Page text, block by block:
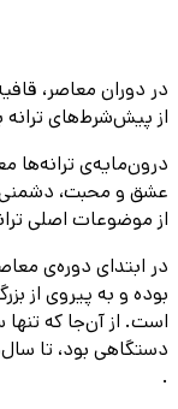
در دوران معاصر،
از پیش‌شرط‌های
درون‌مایه‌ی ترانه‌ها
عشق و محبت،
از موضوعات اصلی
در ابتدای دوره‌ی
بوده و به پیروی از
‌است. از آن‌جا که
دستگاهی بود، تا
.